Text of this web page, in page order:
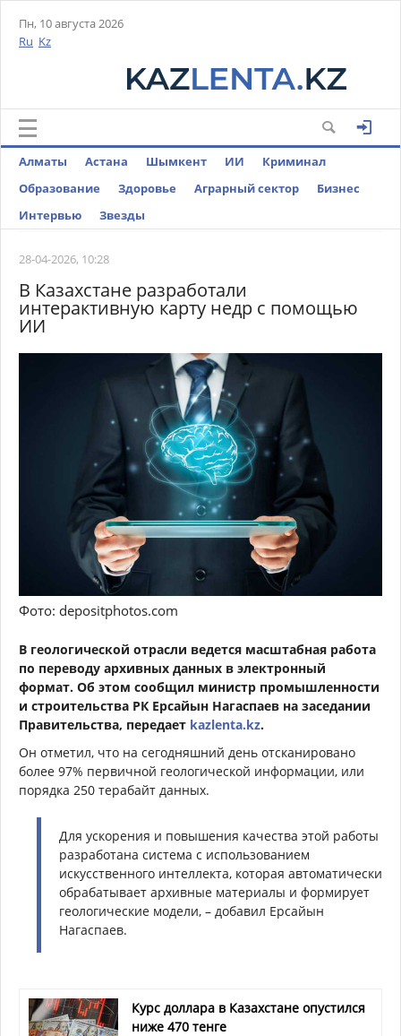
Пн, 10 августа 2026
Ru Kz
Алматы Астана Шымкент ИИ
Криминал
Образование
Здоровье Аграрный сектор
Бизнес
Интервью
Звезды
28-04-2026, 10:28
В Казахстане разработали
интерактивную карту недр с помощью
ИИ
Фото: depositphotos.com
В геологической отрасли ведется масштабная работа
по переводу архивных данных в электронный
формат. Об этом сообщил министр промышленности
и строительства РК Ерсайын Нагаспаев на заседании
Правительства, передает kazlenta.kz.
Он отметил, что на сегодняшний день отсканировано
более 97% первичной геологической информации, или
порядка 250 терабайт данных.
Для ускорения и повышения качества этой работы
разработана система с использованием
искусственного интеллекта, которая автоматически
обрабатывает архивные материалы и формирует
геологические модели, – добавил Ерсайын
Нагаспаев.
Курс доллара в Казахстане опустился
ниже 470 тенге